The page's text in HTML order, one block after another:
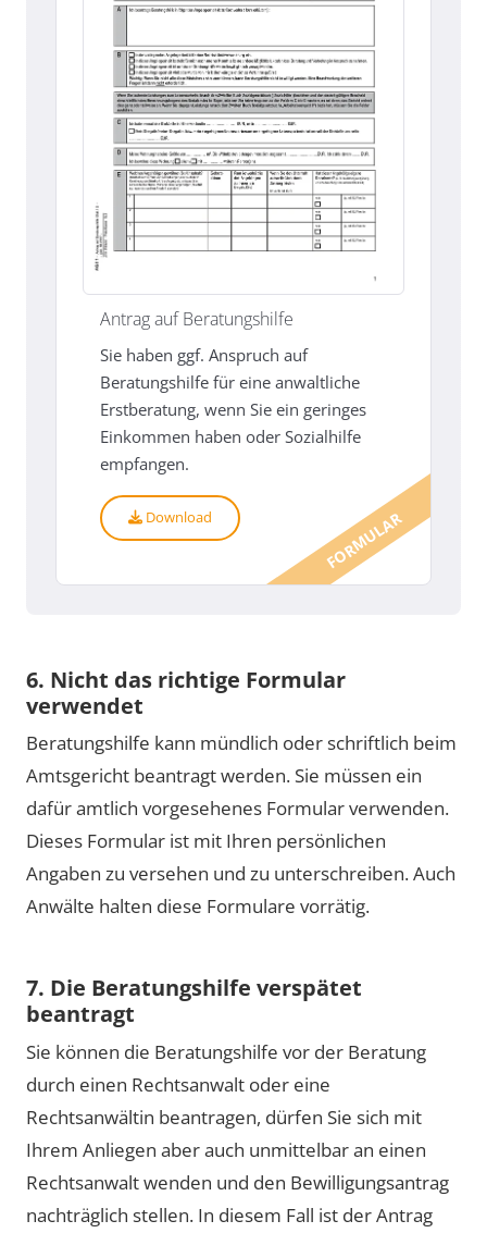
FORMULAR
Antrag auf Beratungshilfe
Sie haben ggf. Anspruch auf
Beratungshilfe für eine anwaltliche
Erstberatung, wenn Sie ein geringes
Einkommen haben oder Sozialhilfe
empfangen.
Download
6. Nicht das richtige Formular
verwendet
Beratungshilfe kann mündlich oder schriftlich beim
Amtsgericht beantragt werden. Sie müssen ein
dafür amtlich vorgesehenes Formular verwenden.
Dieses Formular ist mit Ihren persönlichen
Angaben zu versehen und zu unterschreiben. Auch
Anwälte halten diese Formulare vorrätig.
7. Die Beratungshilfe verspätet
beantragt
Sie können die Beratungshilfe vor der Beratung
durch einen Rechtsanwalt oder eine
Rechtsanwältin beantragen, dürfen Sie sich mit
Ihrem Anliegen aber auch unmittelbar an einen
Rechtsanwalt wenden und den Bewilligungsantrag
nachträglich stellen. In diesem Fall ist der Antrag